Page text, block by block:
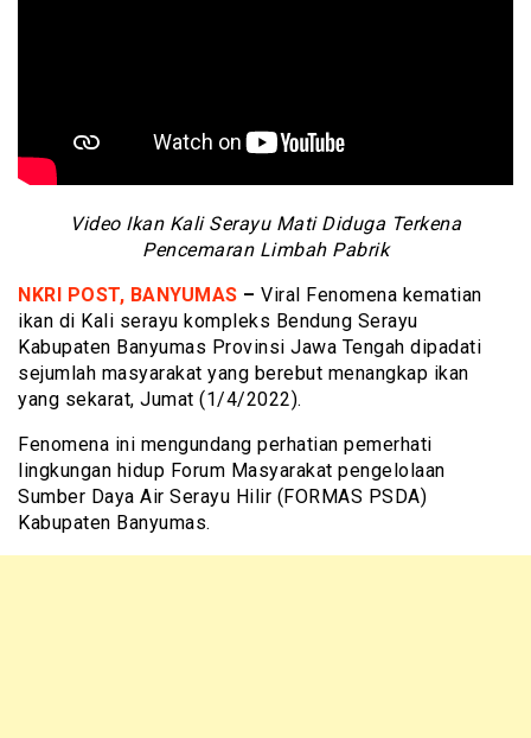
Video Ikan Kali Serayu Mati Diduga Terkena
Pencemaran Limbah Pabrik
NKRI POST, BANYUMAS – Viral Fenomena kematian
ikan di Kali serayu kompleks Bendung Serayu
Kabupaten Banyumas Provinsi Jawa Tengah dipadati
sejumlah masyarakat yang berebut menangkap ikan
yang sekarat, Jumat (1/4/2022).
Fenomena ini mengundang perhatian pemerhati
lingkungan hidup Forum Masyarakat pengelolaan
Sumber Daya Air Serayu Hilir (FORMAS PSDA)
Kabupaten Banyumas.